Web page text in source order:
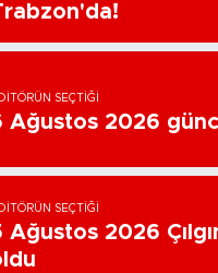
SEÇTIĞI
Ağustos 2026
SEÇTIĞI
Ağustos 2026